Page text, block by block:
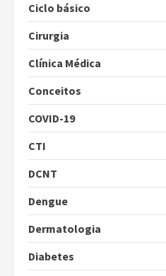
Ciclo básico
Cirurgia
Clínica Médica
Conceitos
COVID-19
CTI
DCNT
Dengue
Dermatologia
Diabetes